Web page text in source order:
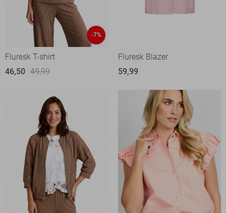
-7%
Fluresk T-shirt
46,50 49,99
Fluresk Blazer
59,99